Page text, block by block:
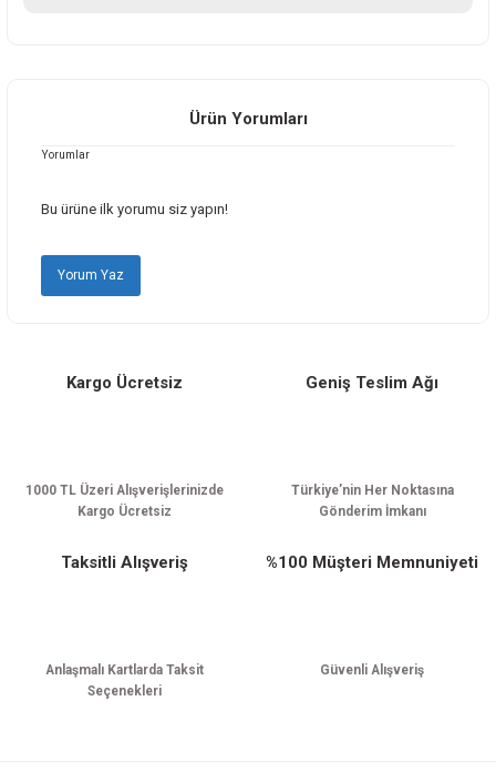
Ürün resmi kalitesiz, bozuk veya görüntülenemiyor.
Ürün bilgilerinde hatalar bulunuyor.
Bu ürüne benzer farklı alternatifler olmalı.
Ürün Yorumları
Yorumlar
Bu ürüne ilk yorumu siz yapın!
Yorum Yaz
Kargo Ücretsiz
1000 TL Üzeri Alışverişlerinizde
Kargo Ücretsiz
Geniş Teslim Ağı
Türkiye’nin Her Noktasına
Gönderim İmkanı
Taksitli Alışveriş
Anlaşmalı Kartlarda Taksit
Seçenekleri
%100 Müşteri Memnuniyeti
Güvenli Alışveriş